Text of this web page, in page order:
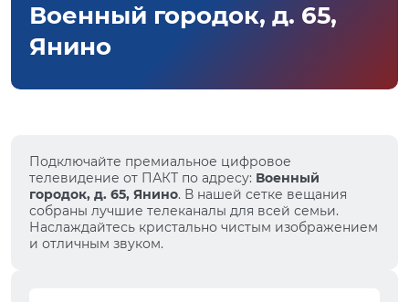
Военный городок, д. 65,
Янино
Подключайте премиальное цифровое
телевидение от ПАКТ по адресу: Военный
городок, д. 65, Янино. В нашей сетке вещания
собраны лучшие телеканалы для всей семьи.
Наслаждайтесь кристально чистым изображением
и отличным звуком.